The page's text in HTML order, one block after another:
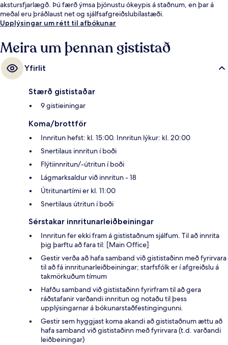
akstursfjarlægð. Þú færð ýmsa þjónustu ókeypis á staðnum, en þar á
meðal eru þráðlaust net og sjálfsafgreiðslubílastæði.
Upplýsingar um rétt til afbókunar
Meira um þennan gististað
Yfirlit
Stærð gististaðar
9 gistieiningar
Koma/brottför
Innritun hefst: kl. 15:00. Innritun lýkur: kl. 20:00
Snertilaus innritun í boði
Flýtiinnritun/-útritun í boði
Lágmarksaldur við innritun - 18
Útritunartími er kl. 11:00
Snertilaus útritun í boði
Sérstakar innritunarleiðbeiningar
Innritun fer ekki fram á gististaðnum sjálfum. Til að innrita
þig þarftu að fara til: [Main Office]
Gestir verða að hafa samband við gististaðinn með fyrirvara
til að fá innritunarleiðbeiningar; starfsfólk er í afgreiðslu á
takmörkuðum tímum
Hafðu samband við gististaðinn fyrirfram til að gera
ráðstafanir varðandi innritun og notaðu til þess
upplýsingarnar á bókunarstaðfestingingunni.
Gestir sem hyggjast koma akandi að gististaðnum ættu að
hafa samband við gististaðinn með fyrirvara (t.d. varðandi
leiðbeiningar)